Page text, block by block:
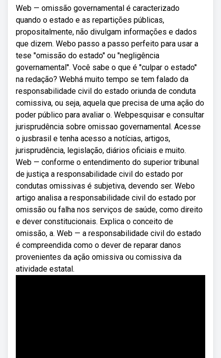
Web — omissão governamental é caracterizado
quando o estado e as repartições públicas,
propositalmente, não divulgam informações e dados
que dizem. Webo passo a passo perfeito para usar a
tese ''omissão do estado'' ou ''negligência
governamental''. Você sabe o que é ''culpar o estado''
na redação? Webhá muito tempo se tem falado da
responsabilidade civil do estado oriunda de conduta
comissiva, ou seja, aquela que precisa de uma ação do
poder público para avaliar o. Webpesquisar e consultar
jurisprudência sobre omissao governamental. Acesse
o jusbrasil e tenha acesso a notícias, artigos,
jurisprudência, legislação, diários oficiais e muito.
Web — conforme o entendimento do superior tribunal
de justiça a responsabilidade civil do estado por
condutas omissivas é subjetiva, devendo ser. Webo
artigo analisa a responsabilidade civil do estado por
omissão ou falha nos serviços de saúde, como direito
e dever constitucionais. Explica o conceito de
omissão, a. Web — a responsabilidade civil do estado
é compreendida como o dever de reparar danos
provenientes da ação omissiva ou comissiva da
atividade estatal.